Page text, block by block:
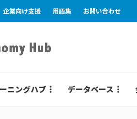
企業向け支援 用語集 お問い合わせ
ニングハブ データベース